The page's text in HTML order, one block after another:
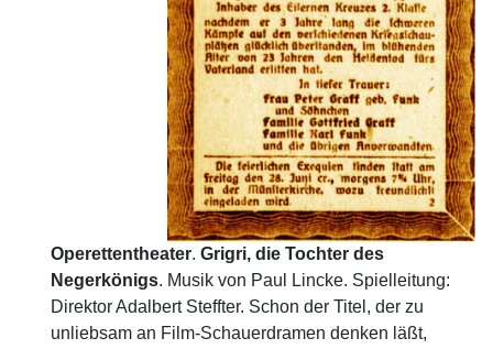
Operettentheater. Grigri, die Tochter des
Negerkönigs. Musik von Paul Lincke. Spielleitung:
Direktor Adalbert Steffter. Schon der Titel, der zu
unliebsam an Film-Schauerdramen denken läßt,